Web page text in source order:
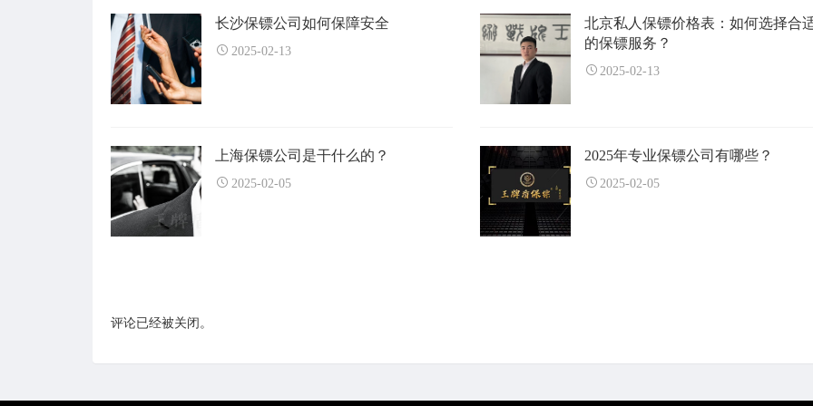
长沙保镖公司如何保障安全
2025-02-13
北京私人保镖价格表：如何选择合
的保镖服务？
2025-02-13
上海保镖公司是干什么的？
2025-02-05
2025年专业保镖公司有哪些？
2025-02-05
评论已经被关闭。